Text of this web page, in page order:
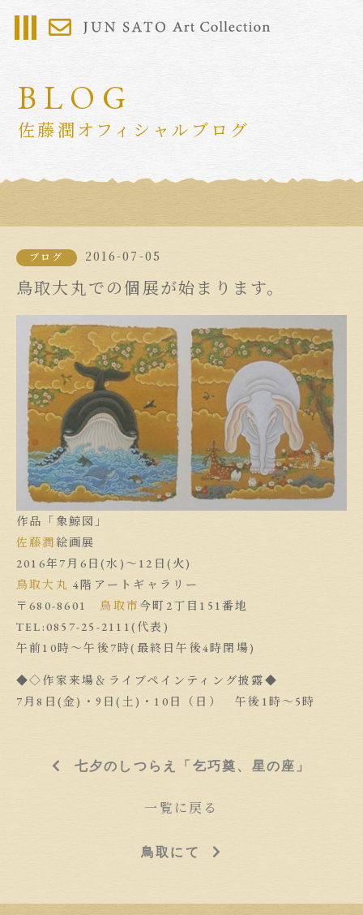
BLOG
佐藤潤オフィシャルブログ
ブログ 2016-07-05
鳥取大丸での個展が始まります。
作品「象鯨図」
佐藤潤 絵画展
2016年7月6日(水)〜12日(火)
鳥取大丸 4階アートギャラリー
〒680-8601 鳥取市 今町2丁目151番地
TEL:0857-25-2111(代表)
午前10時〜午後7時(最終日午後4時閉場)
◆◇作家来場＆ライブペインティング披露◆
7月8日(金)・9日(土)・10日（日） 午後1時〜5時
七夕のしつらえ「乞巧奠、星の座」
一覧に戻る
鳥取にて